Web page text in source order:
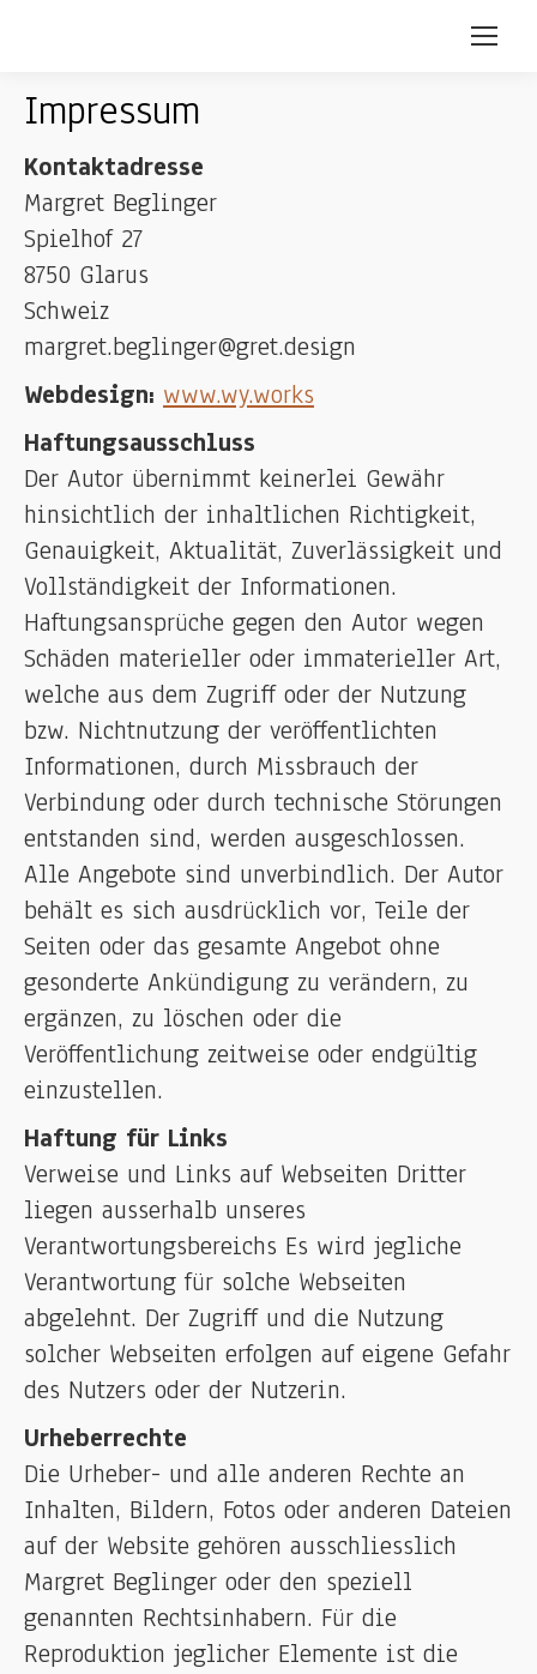
Impressum
Kontaktadresse
Margret Beglinger
Spielhof 27
8750 Glarus
Schweiz
margret.beglinger@gret.design
Webdesign: www.wy.works
Haftungsausschluss
Der Autor übernimmt keinerlei Gewähr
hinsichtlich der inhaltlichen Richtigkeit,
Genauigkeit, Aktualität, Zuverlässigkeit und
Vollständigkeit der Informationen.
Haftungsansprüche gegen den Autor wegen
Schäden materieller oder immaterieller Art,
welche aus dem Zugriff oder der Nutzung
bzw. Nichtnutzung der veröffentlichten
Informationen, durch Missbrauch der
Verbindung oder durch technische Störungen
entstanden sind, werden ausgeschlossen.
Alle Angebote sind unverbindlich. Der Autor
behält es sich ausdrücklich vor, Teile der
Seiten oder das gesamte Angebot ohne
gesonderte Ankündigung zu verändern, zu
ergänzen, zu löschen oder die
Veröffentlichung zeitweise oder endgültig
einzustellen.
Haftung für Links
Verweise und Links auf Webseiten Dritter
liegen ausserhalb unseres
Verantwortungsbereichs Es wird jegliche
Verantwortung für solche Webseiten
abgelehnt. Der Zugriff und die Nutzung
solcher Webseiten erfolgen auf eigene Gefahr
des Nutzers oder der Nutzerin.
Urheberrechte
Die Urheber- und alle anderen Rechte an
Inhalten, Bildern, Fotos oder anderen Dateien
auf der Website gehören ausschliesslich
Margret Beglinger oder den speziell
genannten Rechtsinhabern. Für die
Reproduktion jeglicher Elemente ist die